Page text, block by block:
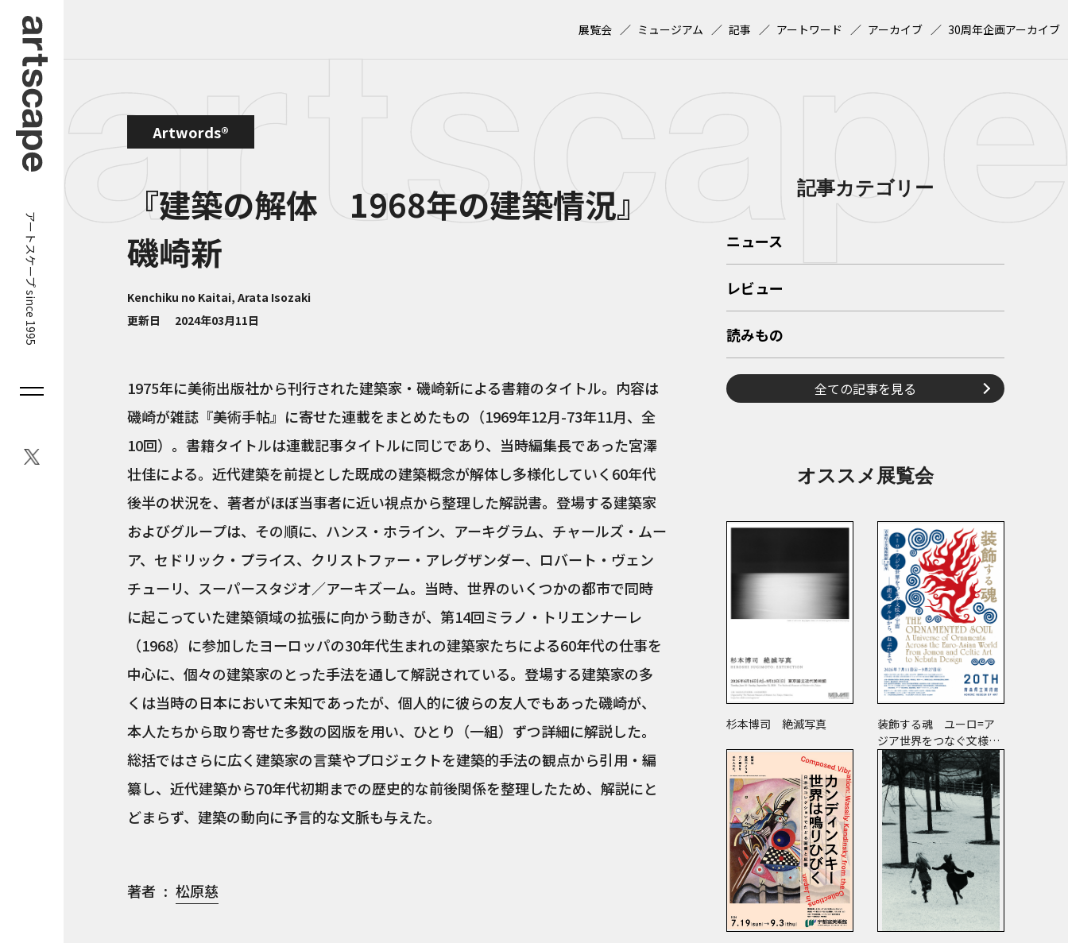
アートスケープ since 1995
展覧会 ミュージアム 記事 アートワード アーカイブ 30周年企画アーカイブ
Artwords®
『建築の解体 1968年の建築情況』
磯崎新
Kenchiku no Kaitai, Arata Isozaki
更新日
2024年03月11日
1975年に美術出版社から刊行された建築家・磯崎新による書籍のタイトル。内容は
磯崎が雑誌『美術手帖』に寄せた連載をまとめたもの（1969年12月-73年11月、全
10回）。書籍タイトルは連載記事タイトルに同じであり、当時編集長であった宮澤
壮佳による。近代建築を前提とした既成の建築概念が解体し多様化していく60年代
後半の状況を、著者がほぼ当事者に近い視点から整理した解説書。登場する建築家
およびグループは、その順に、ハンス・ホライン、アーキグラム、チャールズ・ムー
ア、セドリック・プライス、クリストファー・アレグザンダー、ロバート・ヴェン
チューリ、スーパースタジオ／アーキズーム。当時、世界のいくつかの都市で同時
に起こっていた建築領域の拡張に向かう動きが、第14回ミラノ・トリエンナーレ
（1968）に参加したヨーロッパの30年代生まれの建築家たちによる60年代の仕事を
中心に、個々の建築家のとった手法を通して解説されている。登場する建築家の多
くは当時の日本において未知であったが、個人的に彼らの友人でもあった磯崎が、
本人たちから取り寄せた多数の図版を用い、ひとり（一組）ずつ詳細に解説した。
総括ではさらに広く建築家の言葉やプロジェクトを建築的手法の観点から引用・編
纂し、近代建築から70年代初期までの歴史的な前後関係を整理したため、解説にと
どまらず、建築の動向に予言的な文脈も与えた。
著者 松原慈
記事カテゴリー
ニュース
レビュー
読みもの
全ての記事を見る
オススメ展覧会
杉本博司 絶滅写真
装飾する魂 ユーロ=ア
ジア世界をつなぐ文様の
宇宙―縄文、ケルトか
ら、ねぶたまで